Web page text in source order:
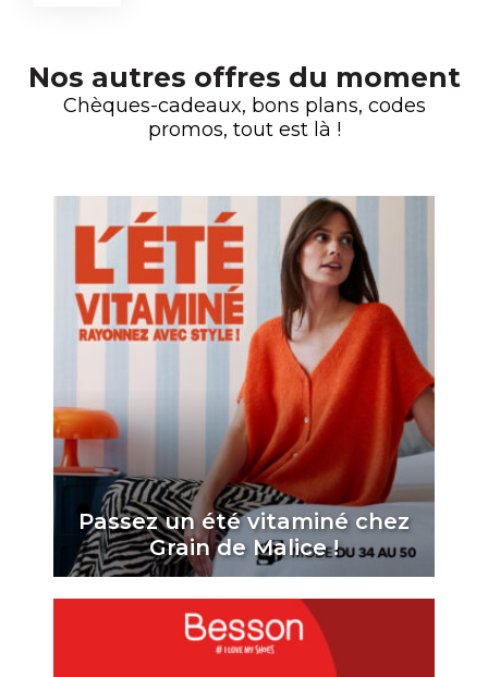
Nos autres offres du moment
Chèques-cadeaux, bons plans, codes
promos, tout est là !
Passez un été vitaminé chez
Grain de Malice !